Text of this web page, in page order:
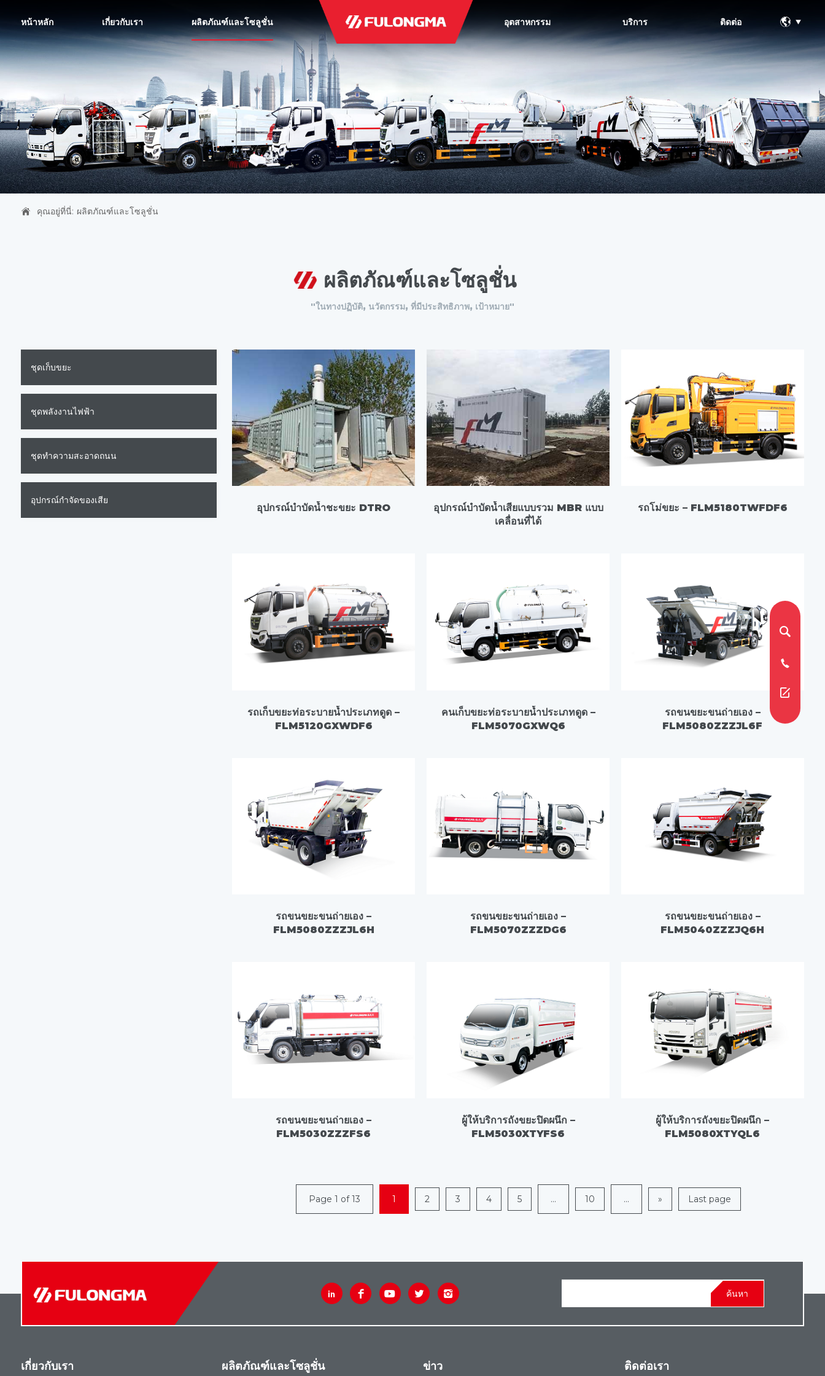
หน้าหลัก เกี่ยวกับเรา ผลิตภัณฑ์และโซลูชั่น อุตสาหกรรม บริการ ติดต่อ
คุณอยู่ที่นี่: ผลิตภัณฑ์และโซลูชั่น
ผลิตภัณฑ์และโซลูชั่น
"ในทางปฏิบัติ, นวัตกรรม, ที่มีประสิทธิภาพ, เป้าหมาย"
ชุดเก็บขยะ
ชุดพลังงานไฟฟ้า
ชุดทําความสะอาดถนน
อุปกรณ์กําจัดของเสีย
อุปกรณ์บำบัดน้ำชะขยะ DTRO
อุปกรณ์บำบัดน้ำเสียแบบรวม MBR แบบ
เคลื่อนที่ได้
รถโม่ขยะ – FLM5180TWFDF6
รถเก็บขยะท่อระบายน้ำประเภทดูด –
FLM5120GXWDF6
คนเก็บขยะท่อระบายน้ำประเภทดูด –
FLM5070GXWQ6
รถขนขยะขนถ่ายเอง –
FLM5080ZZZJL6F
รถขนขยะขนถ่ายเอง –
FLM5080ZZZJL6H
รถขนขยะขนถ่ายเอง –
FLM5070ZZZDG6
รถขนขยะขนถ่ายเอง –
FLM5040ZZZJQ6H
รถขนขยะขนถ่ายเอง –
FLM5030ZZZFS6
ผู้ให้บริการถังขยะปิดผนึก –
FLM5030XTYFS6
ผู้ให้บริการถังขยะปิดผนึก –
FLM5080XTYQL6
Page 1 of 13 1 2 3 4 5 ... 10 ... » Last page
ค้นหา
เกี่ยวกับเรา ผลิตภัณฑ์และโซลูชั่น ข่าว ติดต่อเรา